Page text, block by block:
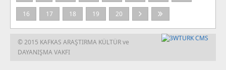
16 17 18 19 20
© 2015 KAFKAS ARAŞTIRMA KÜLTÜR ve
DAYANIŞMA VAKFI